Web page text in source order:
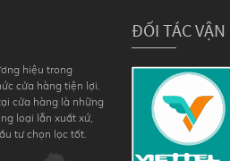
ĐỐI TÁC VẬN
hiệu trong
cửa hàng tiện lợi.
cửa hàng là những
loại lẫn xuất xứ,
tư chọn lọc tốt.